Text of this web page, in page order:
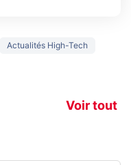
Actualités High-Tech
Voir tout
prochaine